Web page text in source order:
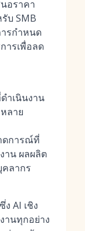
อราคา
บ SMB
รกำหนด
ารเพื่อลด
ำเนินงาน
ลาย
ดการณ์ที่
าน ผลผลิต
ลากร
AI เชิง
านทุกอย่าง